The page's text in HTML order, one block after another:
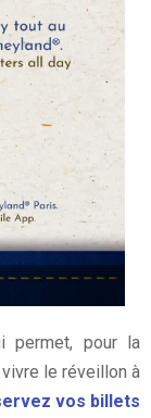
permet, pour la
le réveillon à
vos billets